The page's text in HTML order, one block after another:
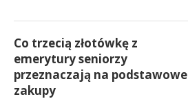
Co trzecią złotówkę z
emerytury seniorzy
przeznaczają na podstawowe
zakupy